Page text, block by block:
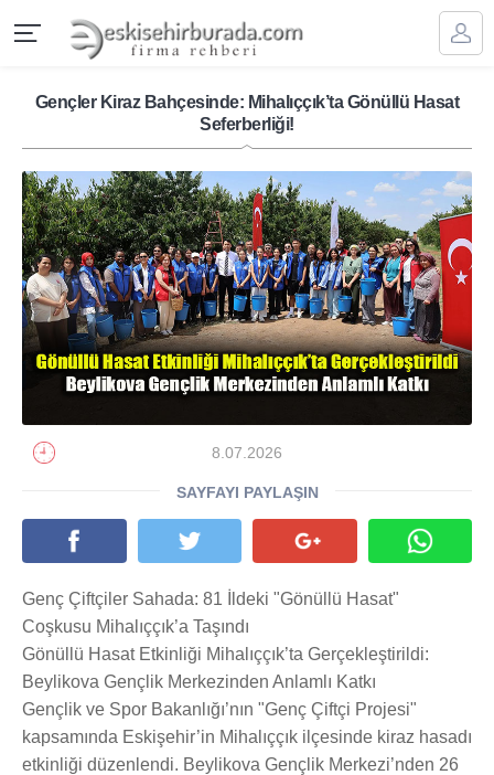
Gençler Kiraz Bahçesinde: Mihalıççık’ta Gönüllü Hasat
Seferberliği!
8.07.2026
SAYFAYI PAYLAŞIN
Genç Çiftçiler Sahada: 81 İldeki "Gönüllü Hasat"
Coşkusu Mihalıççık’a Taşındı
Gönüllü Hasat Etkinliği Mihalıççık’ta Gerçekleştirildi:
Beylikova Gençlik Merkezinden Anlamlı Katkı
Gençlik ve Spor Bakanlığı’nın "Genç Çiftçi Projesi"
kapsamında Eskişehir’in Mihalıççık ilçesinde kiraz hasadı
etkinliği düzenlendi. Beylikova Gençlik Merkezi’nden 26